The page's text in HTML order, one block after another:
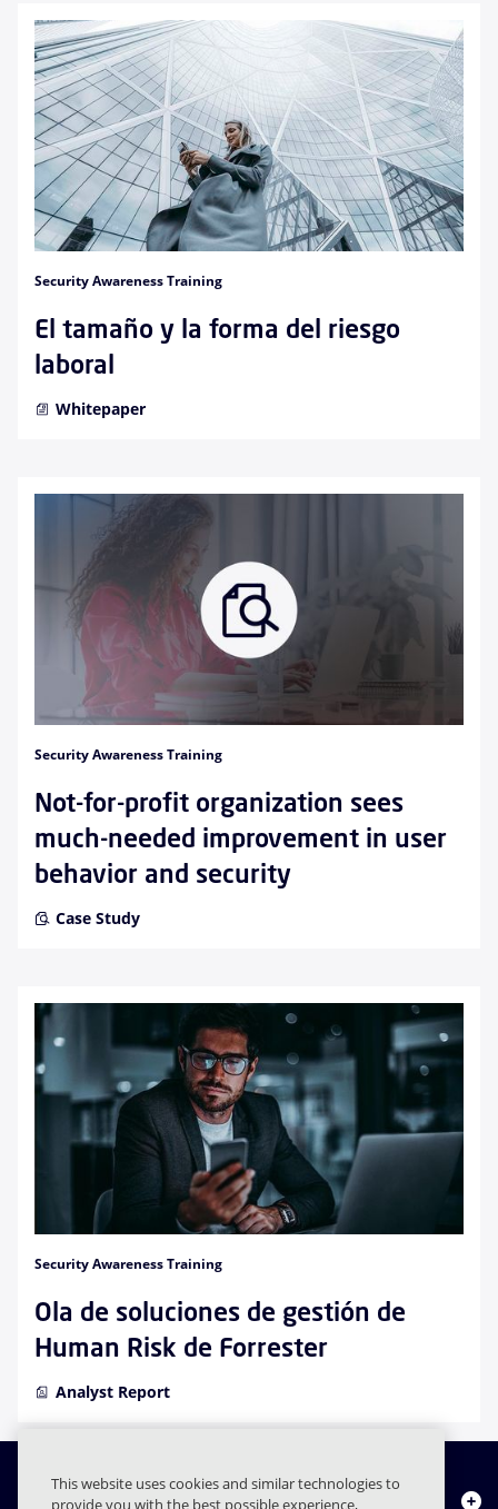
Security Awareness Training
El tamaño y la forma del riesgo
laboral
Whitepaper
Security Awareness Training
Not-for-profit organization sees
much-needed improvement in user
behavior and security
Case Study
Security Awareness Training
Ola de soluciones de gestión de
Human Risk de Forrester
Analyst Report
Quiénes somos
This website uses cookies and similar technologies to
provide you with the best possible experience,